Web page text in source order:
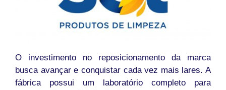
O investimento no reposicionamento da marca
busca avançar e conquistar cada vez mais lares. A
fábrica possui um laboratório completo para